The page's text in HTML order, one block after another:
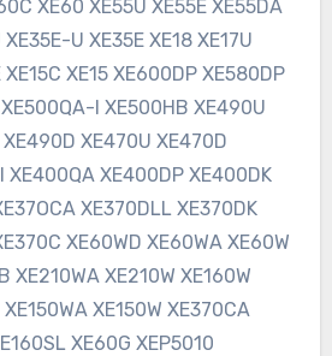
XE60 XE55U XE55E XE55DA
U XE35E XE18 XE17U
XE15C XE15 XE600DP XE580DP
I XE500HB XE490U
XE470U XE470D
XE400DP XE400DK
XE370DLL XE370DK
XE60WD XE60WA XE60W
XE210WA XE210W XE160W
XE150W XE370CA
XE60G XEP5010